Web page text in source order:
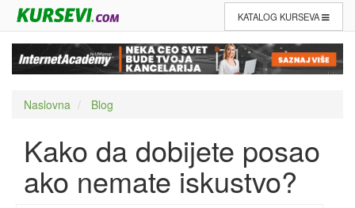
KATALOG KURSEVA
Naslovna Blog
Kako da dobijete posao
ako nemate iskustvo?